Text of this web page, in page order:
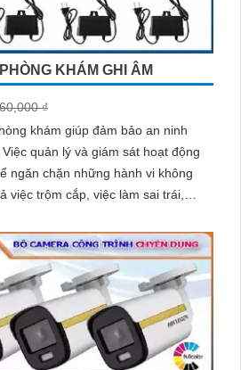
KHÁM GHI ÂM
₫
khám giúp đảm bảo an ninh
ngăn chặn những hành vi không
việc trộm cắp, việc làm sai trái,